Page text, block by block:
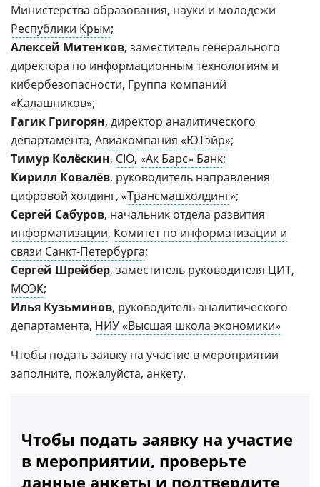
Министерства образования, науки и молодежи
Республики Крым;
Алексей Митенков, заместитель генерального
директора по информационным технологиям и
кибербезопасности, Группа компаний
«Калашников»;
Гагик Григорян, директор аналитического
департамента, Авиакомпания «ЮТэйр»;
Тимур Колёскин, CIO, «Ак Барс» Банк;
Кирилл Ковалёв, руководитель направления
цифровой холдинг, «Трансмашхолдинг»;
Сергей Сабуров, начальник отдела развития
информатизации, Комитет по информатизации и
связи Санкт-Петербурга;
Сергей Шрейбер, заместитель руководителя ЦИТ,
МОЭК;
Илья Кузьминов, руководитель аналитического
департамента, НИУ «Высшая школа экономики»
Чтобы подать заявку на участие в мероприятии
заполните, пожалуйста, анкету.